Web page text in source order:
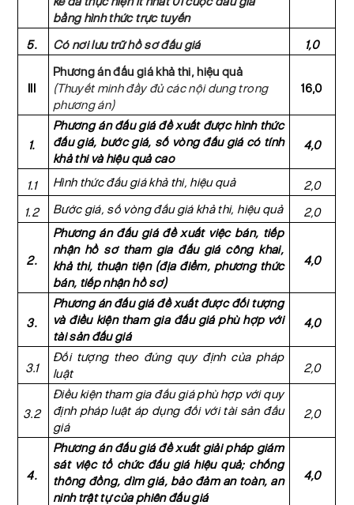
bằng hình thức trực tuyến
5.
Có nơi lưu trữ hồ sơ đấu giá 1,0
III
Phương án đấu giá khả thi, hiệu quả
(Thuyết minh đầy đủ các nội dung trong
phương án)
16,0
1.
Phương án đấu giá đề xuất được hình thức
đấu giá, bước giá, số vòng đấu giá có tính
khả thi và hiệu quả cao
4,0
1.1 Hình thức đấu giá khả thi, hiệu quả
2,0
1.2
Bước giá, số vòng đấu giá khả thi, hiệu quả 2,0
2.
Phương án đấu giá đề xuất việc bán, tiếp
nhận hồ sơ tham gia đấu giá công khai,
khả thi, thuận tiện (địa điểm, phương thức
bán, tiếp nhận hồ sơ)
4,0
3.
Phương án đấu giá đề xuất được đối tượng
và điều kiện tham gia đấu giá phù hợp với
tài sản đấu giá
4,0
3.1
Đối tượng theo đúng quy định của pháp
luật
2,0
3.2
Điều kiện tham gia đấu giá phù hợp với quy
định pháp luật áp dụng đối với tài sản đấu
giá
2,0
4.
Phương án đấu giá đề xuất giải pháp giám
sát việc tổ chức đấu giá hiệu quả; chống
thông đồng, dìm giá, bảo đảm an toàn, an
ninh trật tự của phiên đấu giá
4,0